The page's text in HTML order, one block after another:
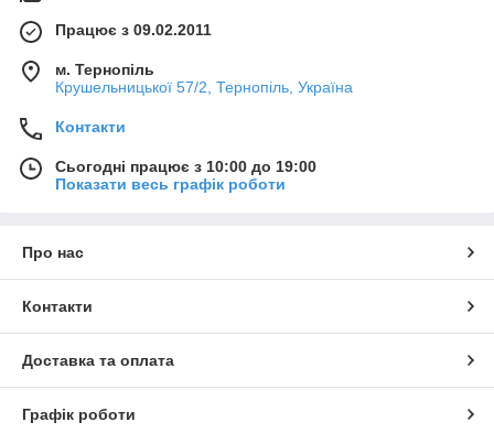
Працює з 09.02.2011
м. Тернопіль
Крушельницької 57/2, Тернопіль, Україна
Контакти
Сьогодні працює з 10:00 до 19:00
Показати весь графік роботи
Про нас
Контакти
Доставка та оплата
Графік роботи